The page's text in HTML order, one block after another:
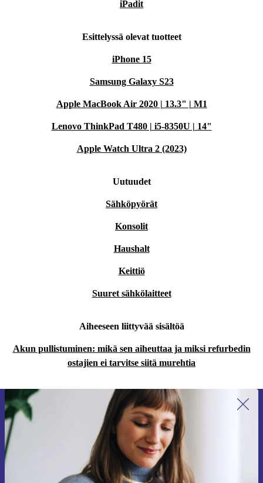
iPadit
Esittelyssä olevat tuotteet
iPhone 15
Samsung Galaxy S23
Apple MacBook Air 2020 | 13.3" | M1
Lenovo ThinkPad T480 | i5-8350U | 14"
Apple Watch Ultra 2 (2023)
Uutuudet
Sähköpyörät
Konsolit
Haushalt
Keittiö
Suuret sähkölaitteet
Aiheeseen liittyvää sisältöä
Akun pullistuminen: mikä sen aiheuttaa ja miksi refurbedin
ostajien ei tarvitse siitä murehtia
Liity ensimmäistä kertaa uutiskirjeen
tilaajaksi ja säästä 15 €!
Älä missaa enää yhtäkään tarjousta.